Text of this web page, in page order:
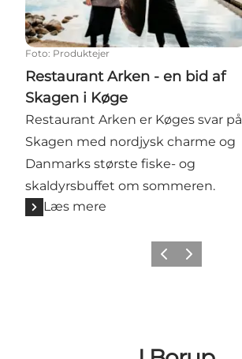
Foto: Produktejer
Restaurant Arken - en bid af
Skagen i Køge
Restaurant Arken er Køges svar på
Skagen med nordjysk charme og
Danmarks største fiske- og
skaldyrsbuffet om sommeren.
Læs mere
Forrige billede
Næste billede